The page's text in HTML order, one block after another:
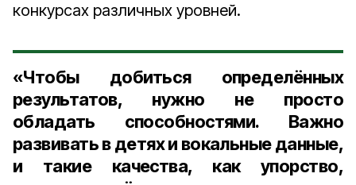
конкурсах различных уровней.
«Чтобы добиться определённых
результатов, нужно не просто
обладать способностями. Важно
развивать в детях и вокальные данные,
и такие качества, как упорство,